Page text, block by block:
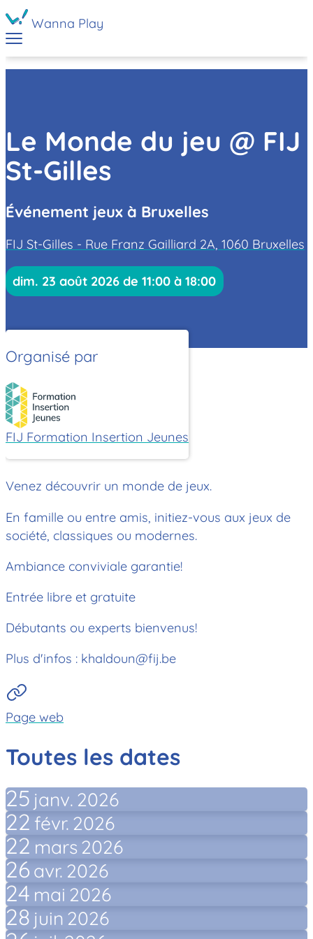
Wanna Play
Le Monde du jeu @ FIJ
St-Gilles
Événement jeux à Bruxelles
FIJ St-Gilles - Rue Franz Gailliard 2A, 1060 Bruxelles
dim. 23 août 2026 de 11:00 à 18:00
Organisé par
FIJ Formation Insertion Jeunes
Venez découvrir un monde de jeux.
En famille ou entre amis, initiez-vous aux jeux de
société, classiques ou modernes.
Ambiance conviviale garantie!
Entrée libre et gratuite
Débutants ou experts bienvenus!
Plus d'infos : khaldoun@fij.be
Page web
Toutes les dates
25 janv. 2026
22 févr. 2026
22 mars2026
26avr. 2026
24 mai 2026
28 juin 2026